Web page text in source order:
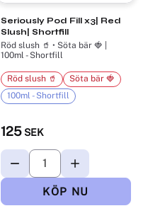
Seriously Pod Fill x3| Red
Slush| Shortfill
Röd slush 🥤 • Söta bär 🍓 |
100ml - Shortfill
125 SEK
Röd slush 🥤
Söta bär 🍓
100ml - Shortfill